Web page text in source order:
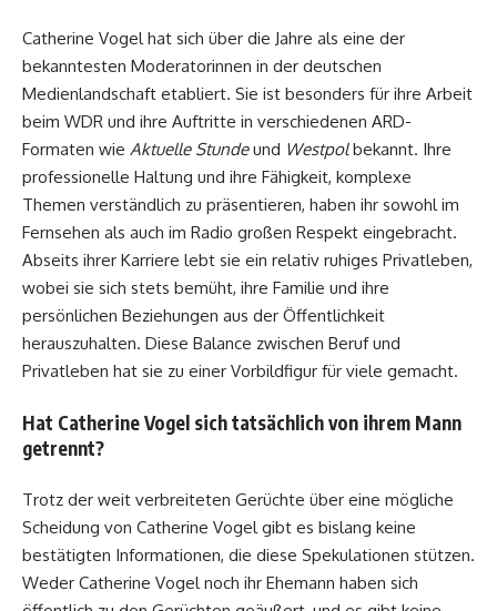
Catherine Vogel hat sich über die Jahre als eine der
bekanntesten Moderatorinnen in der deutschen
Medienlandschaft etabliert. Sie ist besonders für ihre Arbeit
beim WDR und ihre Auftritte in verschiedenen ARD-
Formaten wie Aktuelle Stundeund Westpolbekannt. Ihre
professionelle Haltung und ihre Fähigkeit, komplexe
Themen verständlich zu präsentieren, haben ihr sowohl im
Fernsehen als auch im Radio großen Respekt eingebracht.
Abseits ihrer Karriere lebt sie ein relativ ruhiges Privatleben,
wobei sie sich stets bemüht, ihre Familie und ihre
persönlichen Beziehungen aus der Öffentlichkeit
herauszuhalten. Diese Balance zwischen Beruf und
Privatleben hat sie zu einer Vorbildfigur für viele gemacht.
Hat Catherine Vogel sich tatsächlich von ihrem Mann
getrennt?
Trotz der weit verbreiteten Gerüchte über eine mögliche
Scheidung von Catherine Vogel gibt es bislang keine
bestätigten Informationen, die diese Spekulationen stützen.
Weder Catherine Vogel noch ihr Ehemann haben sich